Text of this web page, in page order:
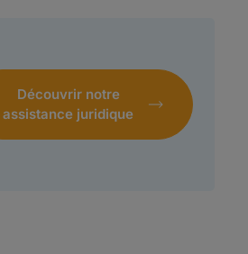
Découvrir notre
assistance juridique